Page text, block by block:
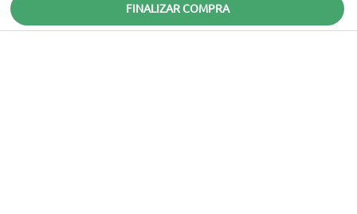
FINALIZAR COMPRA